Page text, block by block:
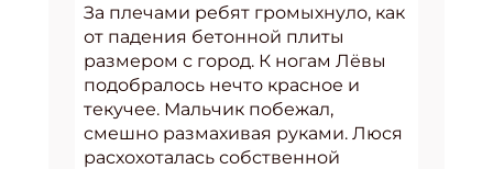
За плечами ребят громыхнуло, как
от падения бетонной плиты
размером с город. К ногам Лёвы
подобралось нечто красное и
текучее. Мальчик побежал,
смешно размахивая руками. Люся
расхохоталась собственной